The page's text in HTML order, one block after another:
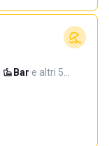
· Bar·e altri 5…